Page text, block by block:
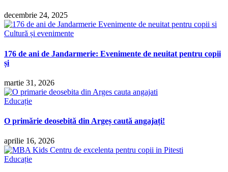
decembrie 24, 2025
Cultură și evenimente
176 de ani de Jandarmerie: Evenimente de neuitat pentru copii
și
martie 31, 2026
Educație
O primărie deosebită din Argeș caută angajați!
aprilie 16, 2026
Educație